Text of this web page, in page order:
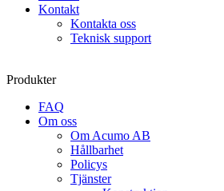
Kontakt
Kontakta oss
Teknisk support
Produkter
FAQ
Om oss
Om Acumo AB
Hållbarhet
Policys
Tjänster